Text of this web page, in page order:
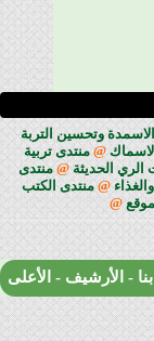
وتحسين التربة
@منتدى تربية
الحديثة @منتدى
@منتدى الكتب
@
الأرشيف-الأعلى